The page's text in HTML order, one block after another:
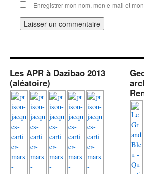
Enregistrer mon nom, mon e-mail et
Les APR à Dazibao 2013
(aléatoire)